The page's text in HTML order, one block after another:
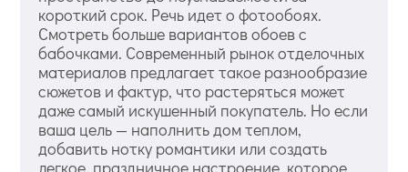
короткий срок. Речь идет о фотообоях.
Смотреть больше вариантов обоев с
бабочками. Современный рынок отделочных
материалов предлагает такое разнообразие
сюжетов и фактур, что растеряться может
даже самый искушенный покупатель. Но если
ваша цель — наполнить дом теплом,
добавить нотку романтики или создать
легкое, праздничное настроение, которое